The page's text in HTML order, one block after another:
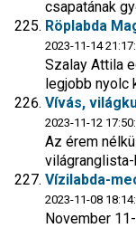
csapatának
Röplabda
2023-11-14
Szalay Attila
legjobb nyolc
Vívás,
2023-11-12
Az érem
Vízilabda-
2023-11-08
November